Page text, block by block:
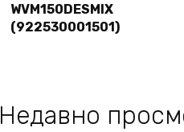
WVM150DESMIX
(922530001501)
Недавно